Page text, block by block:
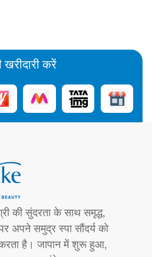
खरीदारी करें
की सुंदरता के साथ समृद्ध,
अपने समुद्र स्पा सौंदर्य को
है। जापान में शुरू हुआ,